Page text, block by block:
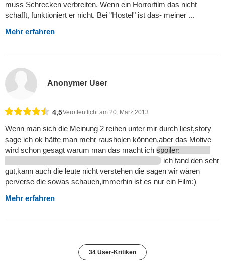
muss Schrecken verbreiten. Wenn ein Horrorfilm das nicht
schafft, funktioniert er nicht. Bei "Hostel" ist das- meiner ...
Mehr erfahren
Anonymer User
4,5Veröffentlicht am 20. März 2013
Wenn man sich die Meinung 2 reihen unter mir durch liest,story
sage ich ok hätte man mehr rausholen können,aber das Motive
wird schon gesagt warum man das macht ich spoiler:
ich fand den sehr
gut,kann auch die leute nicht verstehen die sagen wir wären
perverse die sowas schauen,immerhin ist es nur ein Film:)
Mehr erfahren
34 User-Kritiken